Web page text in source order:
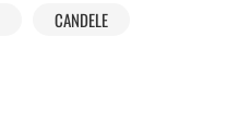
CANDELE